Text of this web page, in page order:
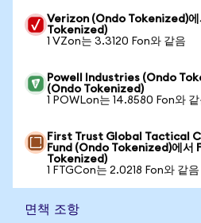
Verizon (Ondo Tokenized)
Tokenized)
1 VZon는 3.3120 Fon와 같음
Powell Industries (Ondo
(Ondo Tokenized)
1 POWLon는 14.8580 Fon와 같
First Trust Global Tactical
Fund (Ondo Tokenized)에서
Tokenized)
1 FTGCon는 2.0218 Fon와 같음
면책 조항